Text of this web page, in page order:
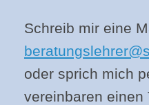
Schreib mir eine
oder sprich mich
vereinbaren einen